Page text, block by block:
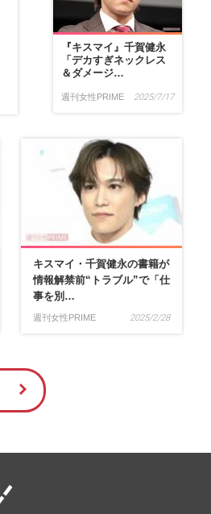
『キスマイ』千賀健永
「デカすぎネックレス
＆ダメージ…
週刊女性PRIME 2025/7/17
キスマイ・千賀健永の書籍が
情報解禁前“トラブル”で「仕
事を別…
週刊女性PRIME 2025/2/28